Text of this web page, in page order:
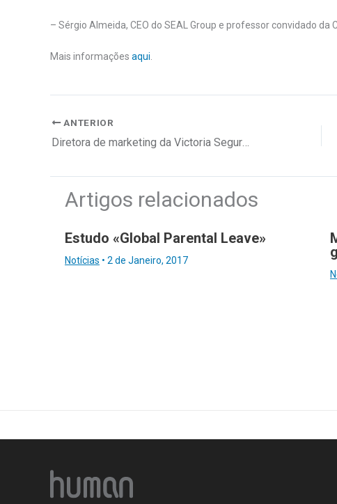
– Sérgio Almeida, CEO do SEAL Group e professor convidado da
Mais informações aqui
ANTERIOR
Diretora de marketing da Victoria Seguros assume liderança executiva da WIRE Portugal
Artigos relacionados
Estudo «Global Parental Leave»
Notícias • 2 de Janeiro, 2017